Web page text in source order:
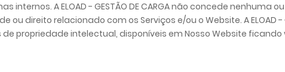
A ELOAD - GESTÃO DE CARGA não concede nenhuma
relacionado com os Serviços e/ou o Website. A ELOAD -
propriedade intelectual, disponíveis em Nosso Website